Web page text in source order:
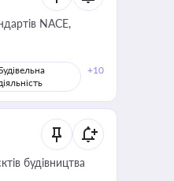
NACE,
+10
будівництва